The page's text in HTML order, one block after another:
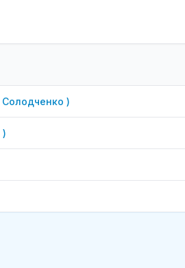
Солодченко )
)